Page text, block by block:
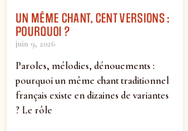
UN MÊME CHANT, CENT VERSIONS :
POURQUOI ?
juin 9, 2026
Paroles, mélodies, dénouements :
pourquoi un même chant traditionnel
français existe en dizaines de variantes
? Le rôle